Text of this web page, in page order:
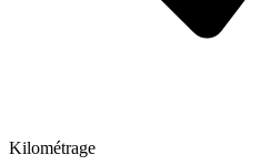
Kilométrage